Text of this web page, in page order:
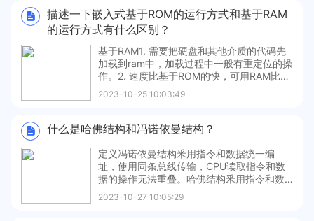
描述⼀下嵌入式基于ROM的运⾏⽅式和基于RAM
的运⾏⽅式有什么区别？
基于RAM1. 需要把硬盘和其他介质的代码先
加载到ram中，加载过程中⼀般有重定位的操
作。2. 速度比基于ROM的快，可⽤RAM比基
于ROM的少，因为所有的代码，数据都必须
存放在RAM中。基于ROM1. 速度较基于RAM
存储器（硬盘，flash）搬移到RAM的过
2023-10-25 10:03:49
什么是哈佛结构和冯诺依曼结构？
定义冯诺依曼结构⾤⽤指令和数据统⼀编
址，使⽤同条总线传输，CPU读取指令和数
据的操作⽆法重叠。哈佛结构⾤⽤指令和数
据独立编址，使⽤两条独立的总线传输，CP
U读取指令和数据的操作可以重叠。利弊冯诺
2023-10-27 10:05:29